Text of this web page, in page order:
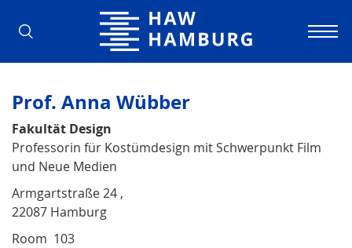
Hamburg University of Applied
Prof. Anna Wübber
Fakultät Design
Professorin für Kostümdesign mit Schwerpunkt Film
und Neue Medien
Armgartstraße 24 ,
22087 Hamburg
Room 103